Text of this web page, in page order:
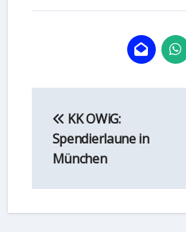
KK OWiG:
Spendierlaune in
München